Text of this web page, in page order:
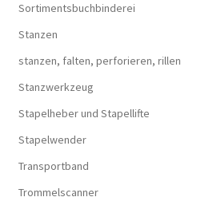
Sortimentsbuchbinderei
Stanzen
stanzen, falten, perforieren, rillen
Stanzwerkzeug
Stapelheber und Stapellifte
Stapelwender
Transportband
Trommelscanner